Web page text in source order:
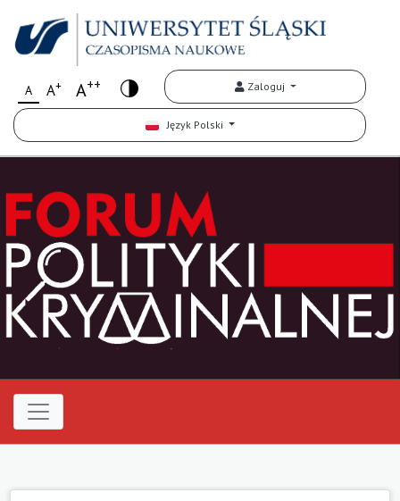
A A+ A++ Zaloguj
Język Polski